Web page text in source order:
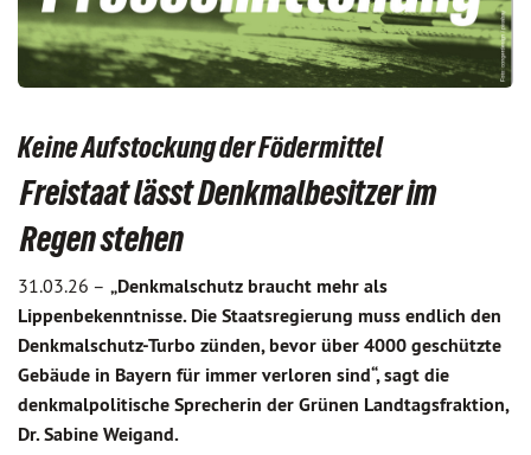
Keine Aufstockung der Födermittel
Freistaat lässt Denkmalbesitzer im
Regen stehen
31.03.26 – „Denkmalschutz braucht mehr als
Lippenbekenntnisse. Die Staatsregierung muss endlich den
Denkmalschutz-Turbo zünden, bevor über 4000 geschützte
Gebäude in Bayern für immer verloren sind“, sagt die
denkmalpolitische Sprecherin der Grünen Landtagsfraktion,
Dr. Sabine Weigand.